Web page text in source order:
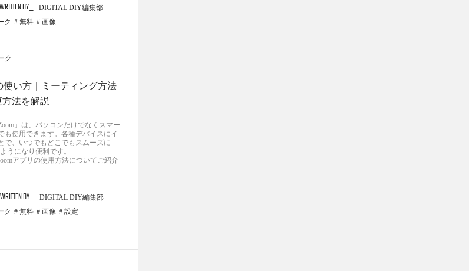
WRITTEN BY DIGITAL DIY編集部
ク 無料 画像
ク
使い方｜ミーティング方法
法を解説
」は、パソコンだけでなくスマー
も使用できます。各種デバイスにイ
で、いつでもどこでもスムーズに
うになり便利です。
アプリの使用方法についてご紹介
WRITTEN BY DIGITAL DIY編集部
ク 無料 画像 設定